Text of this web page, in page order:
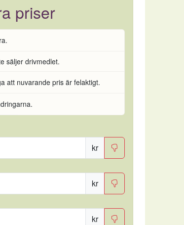
priser
säljer drivmedlet.
att nuvarande pris är felaktigt.
kr
kr
kr